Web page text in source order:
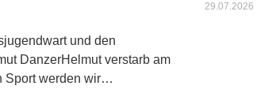
und den
DanzerHelmut verstarb am
Sport werden wir…
29.07.2026